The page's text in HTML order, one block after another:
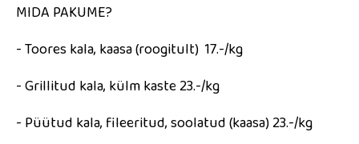
MIDA PAKUME?
- Toores kala, kaasa (roogitult) 17.-/kg
- Grillitud kala, külm kaste 23.-/kg
- Püütud kala, fileeritud, soolatud (kaasa) 23.-/kg